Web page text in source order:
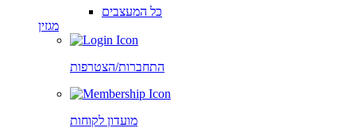
כל המעצבים
מגזין
התחברות/הצטרפות
מועדון לקוחות